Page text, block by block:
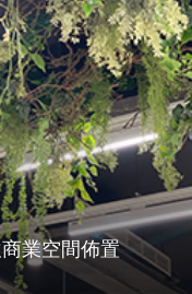
業空間佈置